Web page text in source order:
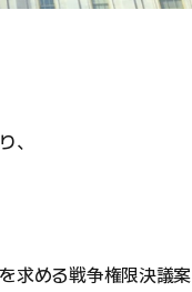
、
求める戦争権限決議案